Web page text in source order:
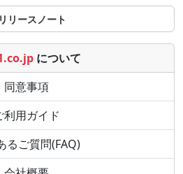
リリースノート
について
同意事項
利用ガイド
るご質問(FAQ)